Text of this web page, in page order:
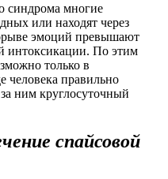
синдрома многие
или находят через
эмоций превышают
интоксикации. По этим
только в
человека правильно
ним круглосуточный
спайсовой